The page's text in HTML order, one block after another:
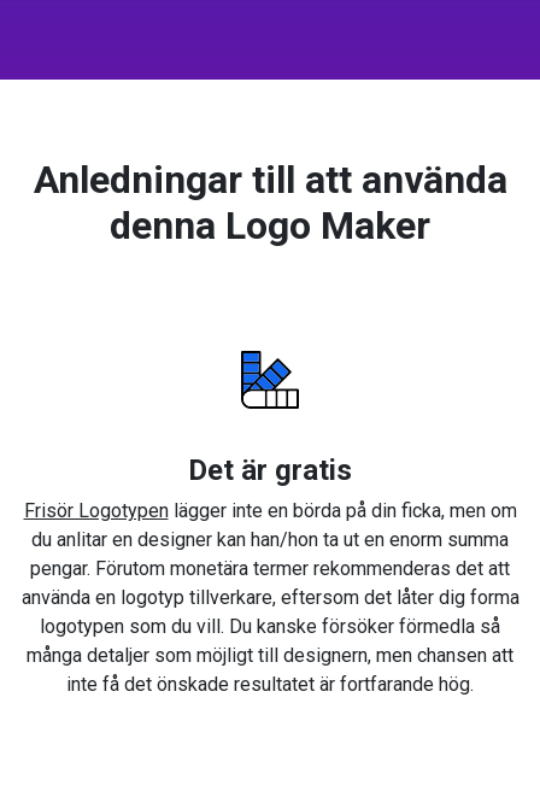
Anledningar till att använda
denna Logo Maker
Det är gratis
Frisör Logotypenlägger inte en börda på din ficka, men om
du anlitar en designer kan han/hon ta ut en enorm summa
pengar. Förutom monetära termer rekommenderas det att
använda en logotyp tillverkare, eftersom det låter dig forma
logotypen som du vill. Du kanske försöker förmedla så
många detaljer som möjligt till designern, men chansen att
inte få det önskade resultatet är fortfarande hög.